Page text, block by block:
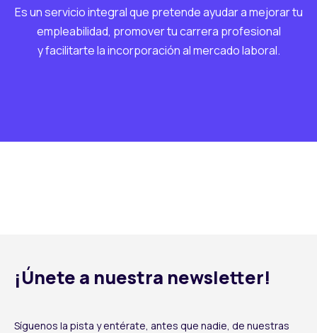
Es un servicio integral que pretende ayudar a mejorar tu
empleabilidad, promover tu carrera profesional
y facilitarte la incorporación al mercado laboral.
¡Únete a nuestra newsletter!
Síguenos la pista y entérate, antes que nadie, de nuestras